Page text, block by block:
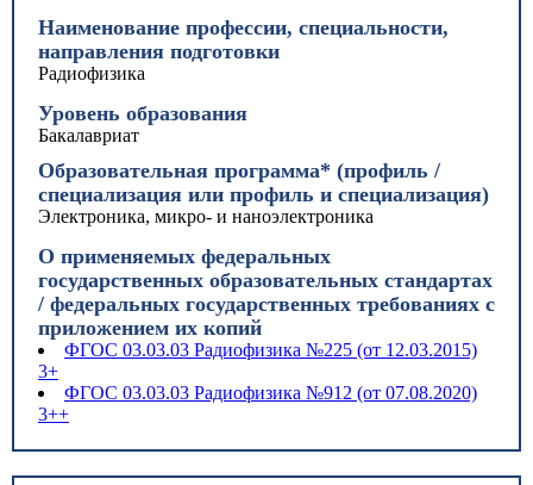
Наименование профессии, специальности,
направления подготовки
Радиофизика
Уровень образования
Бакалавриат
Образовательная программа* (профиль /
специализация или профиль и специализация)
Электроника, микро- и наноэлектроника
О применяемых федеральных
государственных образовательных стандартах
/ федеральных государственных требованиях с
приложением их копий
ФГОС 03.03.03 Радиофизика №225 (от 12.03.2015)
3+
ФГОС 03.03.03 Радиофизика №912 (от 07.08.2020)
3++